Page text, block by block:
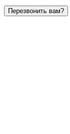
Перезвонить вам?